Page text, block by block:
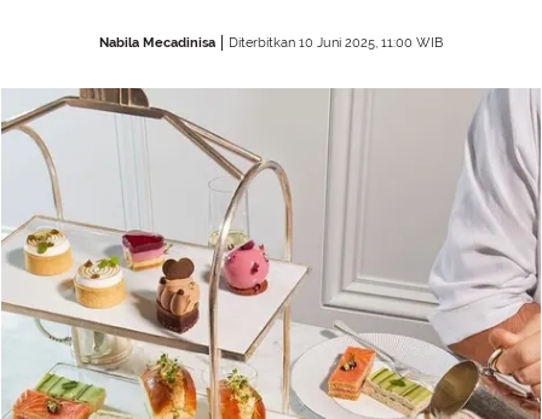
Nabila Mecadinisa Diterbitkan 10 Juni 2025, 11:00 WIB